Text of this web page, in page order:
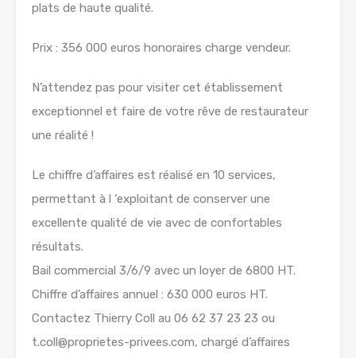
plats de haute qualité.
Prix : 356 000 euros honoraires charge vendeur.
N’attendez pas pour visiter cet établissement
exceptionnel et faire de votre rêve de restaurateur
une réalité !
Le chiffre d’affaires est réalisé en 10 services,
permettant à l ‘exploitant de conserver une
excellente qualité de vie avec de confortables
résultats.
Bail commercial 3/6/9 avec un loyer de 6800 HT.
Chiffre d’affaires annuel : 630 000 euros HT.
Contactez Thierry Coll au 06 62 37 23 23 ou
t.coll@proprietes-privees.com, chargé d’affaires